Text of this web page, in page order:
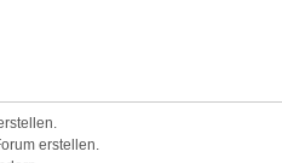
erstellen.